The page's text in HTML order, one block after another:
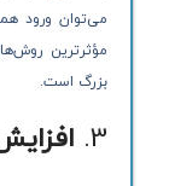
می‌توان ورود
مؤثرترین
بزرگ است.
3.